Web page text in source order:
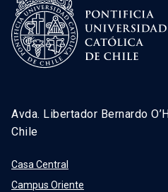
Avda. Libertador Bernardo
Chile
Casa Central
Campus Oriente